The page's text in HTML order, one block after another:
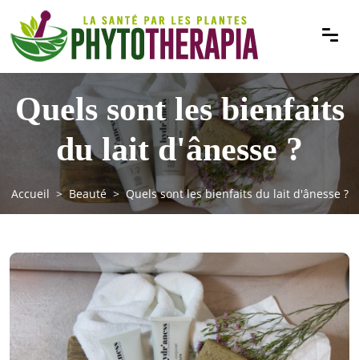
Quels sont les bienfaits
du lait d'ânesse ?
Accueil Beauté Quels sont les bienfaits du lait d'ânesse ?